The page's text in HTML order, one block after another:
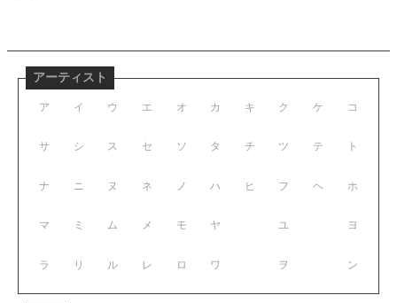
アーティスト
ア イ ウ エ オ
サ シ ス セ ソ
ナ ニ ヌ ネ ノ
マ ミ ム メ モ
ラ リ ル レ ロ
カ キ ク ケ コ
タ チ ツ テ ト
ハ ヒ フ ヘ ホ
ヤ ユ ヨ
ワ ヲ ン